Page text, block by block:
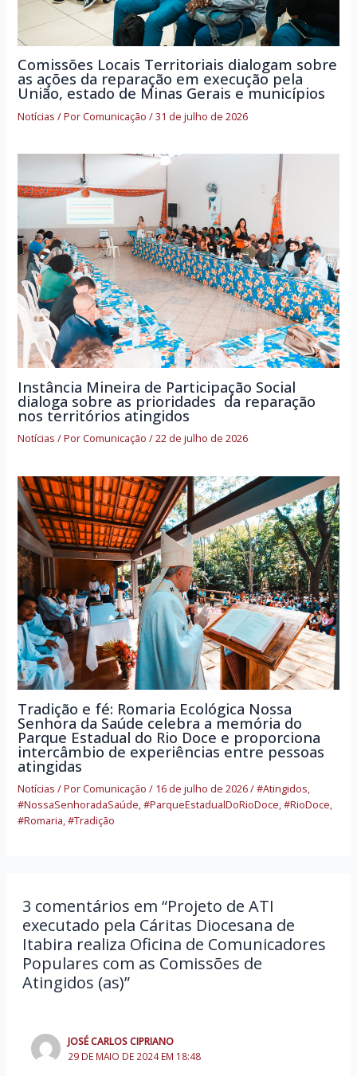
Comissões Locais Territoriais dialogam sobre
as ações da reparação em execução pela
União, estado de Minas Gerais e municípios
Notícias / PorComunicação/31 de julho de 2026
Instância Mineira de Participação Social
dialoga sobre as prioridades da reparação
nos territórios atingidos
Notícias / PorComunicação/22 de julho de 2026
Tradição e fé: Romaria Ecológica Nossa
Senhora da Saúde celebra a memória do
Parque Estadual do Rio Doce e proporciona
intercâmbio de experiências entre pessoas
atingidas
Notícias / PorComunicação/ 16 de julho de 2026/#Atingidos,
#NossaSenhoradaSaúde,#ParqueEstadualDoRioDoce,#RioDoce,
#Romaria,#Tradição
3 comentários em “Projeto de ATI
executado pela Cáritas Diocesana de
Itabira realiza Oficina de Comunicadores
Populares com as Comissões de
Atingidos (as)”
JOSÉ CARLOS CIPRIANO
29 DE MAIO DE 2024 EM 18:48